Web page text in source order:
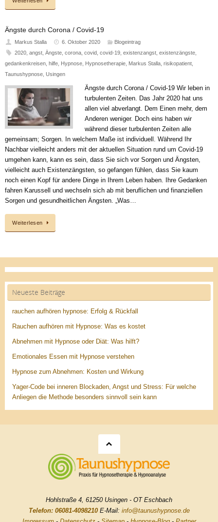
Ängste durch Corona / Covid-19
Markus Stalla 6. Oktober 2020
Blogeintrag
2020, angst, Ängste, corona, covid covid-19, existenzangst, existenzängste,
gedankenkreisen hilfe Hypnose Hypnosetherapie Markus Stalla risikopatient
Taunushypnose Usingen
Ängste durch Corona / Covid-19 Wir leben in
turbulenten Zeiten. Das Jahr 2020 hat uns
allen viel abverlangt. Dem Einen mehr, dem
Anderen weniger. Doch eins haben wir
während dieser turbulenten Zeiten alle
gemeinsam; Sorgen. In welchem Maße ist individuell. Während Ihr
Nachbar vielleicht anders mit der aktuellen Situation rund um Covid-19
umgehen kann, kann es sein, dass Sie sich vor Sorgen und Ängsten,
vielleicht auch Existenzängsten, so gefangen fühlen, dass Sie kaum
noch einen Kopf für andere Dinge in Ihrem Leben haben. Ihre Gedanken
fahren Karussell und wechseln sich ab mit beruflichen und finanziellen
Sorgen und gesundheitlichen Ängsten. „Was…
Weiterlesen
Neueste Beiträge
rauchen aufhören hypnose: Erfolg & Rückfall
Rauchen aufhören mit Hypnose: Was es kostet
Abnehmen mit Hypnose oder Diät: Was hilft?
Emotionales Essen mit Hypnose verstehen
Hypnose zum Abnehmen: Kosten und Wirkung
Yager-Code bei inneren Blockaden, Angst und Stress: Für welche
Anliegen die Methode besonders sinnvoll sein kann
Hohlstraße 4, 61250 Usingen - OT Eschbach
Telefon: 06081-4098210E-Mail: info@taunushypnose.de